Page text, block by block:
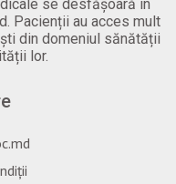
se desfășoară în
Pacienții au acces mult
din domeniul sănătății
lor.